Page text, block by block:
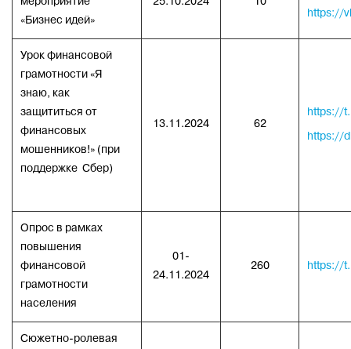
«Бизнес идей»
https://
Урок финансовой
грамотности «Я
знаю, как
защититься от
финансовых
мошенников!» (при
поддержке Сбер)
13.11.2024 62
https://
https://
Опрос в рамках
повышения
финансовой
грамотности
населения
01-
24.11.2024
260 https://
Сюжетно-ролевая